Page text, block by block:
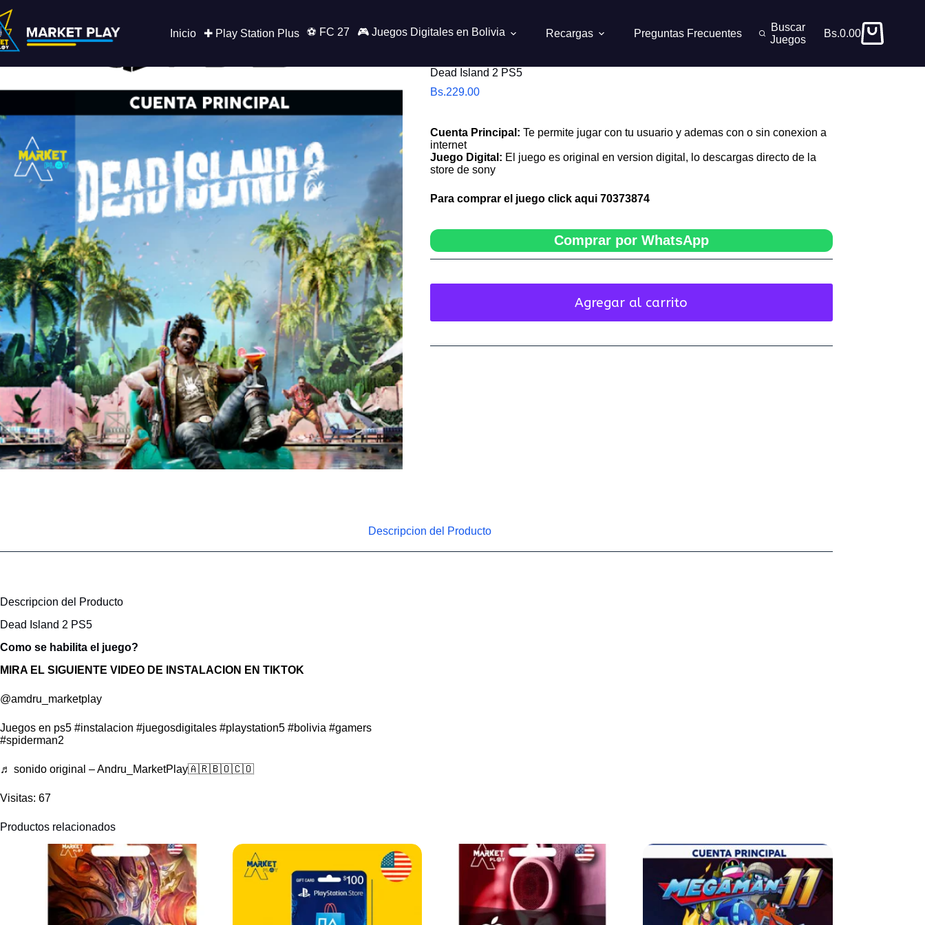
al
contenido
Inicio ✚ Play Station Plus ⚽ FC 27 🎮 Juegos Digitales en Bolivia Recargas Preguntas Frecuentes
Buscar
Juegos
Carro
Bs.0.00
Dead Island 2 PS5
Bs.229.00
Cuenta Principal: Te permite jugar con tu usuario y ademas con o sin conexion a
internet
Juego Digital: El juego es original en version digital, lo descargas directo de la
store de sony
Para comprar el juego click aqui 70373874
Comprar por WhatsApp
Agregar al carrito
Descripcion del Producto
Descripcion del Producto
Dead Island 2 PS5
Como se habilita el juego?
MIRA EL SIGUIENTE VIDEO DE INSTALACION EN TIKTOK
@amdru_marketplay
Juegos en ps5 #instalacion #juegosdigitales #playstation5 #bolivia #gamers
#spiderman2
♬ sonido original – Andru_MarketPlay🇦🇷🇧🇴🇨🇴
Visitas: 67
Productos relacionados